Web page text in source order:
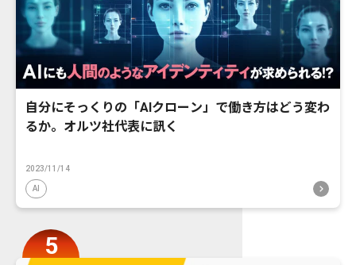
自分にそっくりの「AIクローン」で働き方はどう変わ
るか。オルツ社代表に訊く
2023/11/14
AI